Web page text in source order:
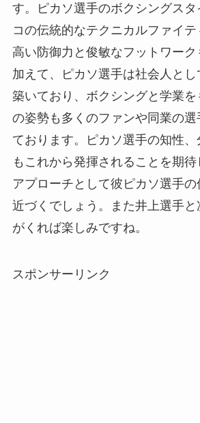
す。ピカソ選手のボクシングス
コの伝統的なテクニカルファイテ
高い防御力と俊敏なフットワーク
加えて、ピカソ選手は社会人とし
築いており、ボクシングと学業
の姿勢も多くのファンや同業の
ております。ピカソ選手の知性
もこれから発揮されることを期
アプローチとして彼ピカソ選手
近づくでしょう。また井上選手と
がくれば楽しみですね。
スポンサーリンク